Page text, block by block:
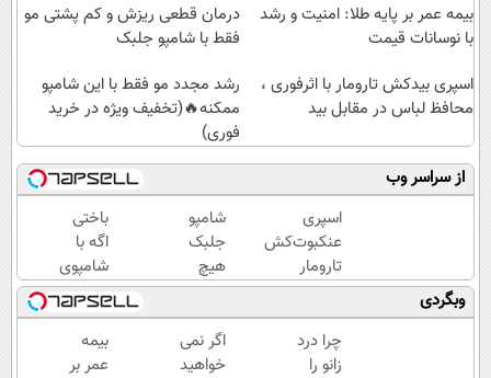
بیمه عمر بر پایه طلا: امنیت و رشد
با نوسانات قیمت
درمان قطعی ریزش و کم پشتی مو
فقط با شامپو جلبک
اسپری بیدکش تارومار با اثرفوری ،
محافظ لباس در مقابل بید
رشد مجدد مو فقط با این شامپو
ممکنه🔥(تخفیف ویژه در خرید
فوری)
از سراسر وب
اسپری
عنکبوت‌‌کش
تارومار
ازبین‌برنده
انواع
عنکبوت
شامپو
جلبک
هیچ
جای
خالی
توی
موهات
باختی
اگه با
شامپوی
جلبک
موهاتو
پرپشت
و خوش
وبگردی
چرا درد
زانو را
اگر نمی
خواهید
بیمه
عمر بر